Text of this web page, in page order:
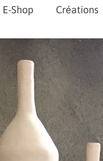
E-Shop Créations